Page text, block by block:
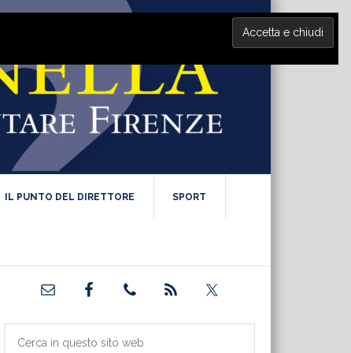
IL PUNTO DEL DIRETTORE SPORT
Barra
primaria